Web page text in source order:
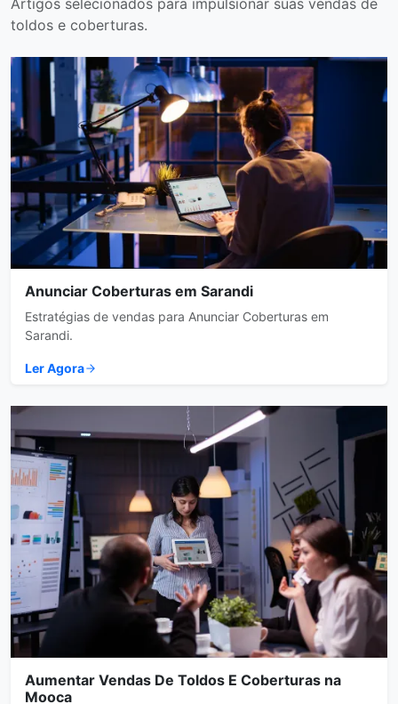
toldos e coberturas.
Anunciar Coberturas em Sarandi
Estratégias de vendas para Anunciar Coberturas em
Sarandi.
Ler Agora
Aumentar Vendas De Toldos E Coberturas na
Mooca